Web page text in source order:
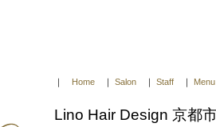
｜ Home ｜ Salon ｜ Staff ｜ Menu
Lino Hair Design 京都